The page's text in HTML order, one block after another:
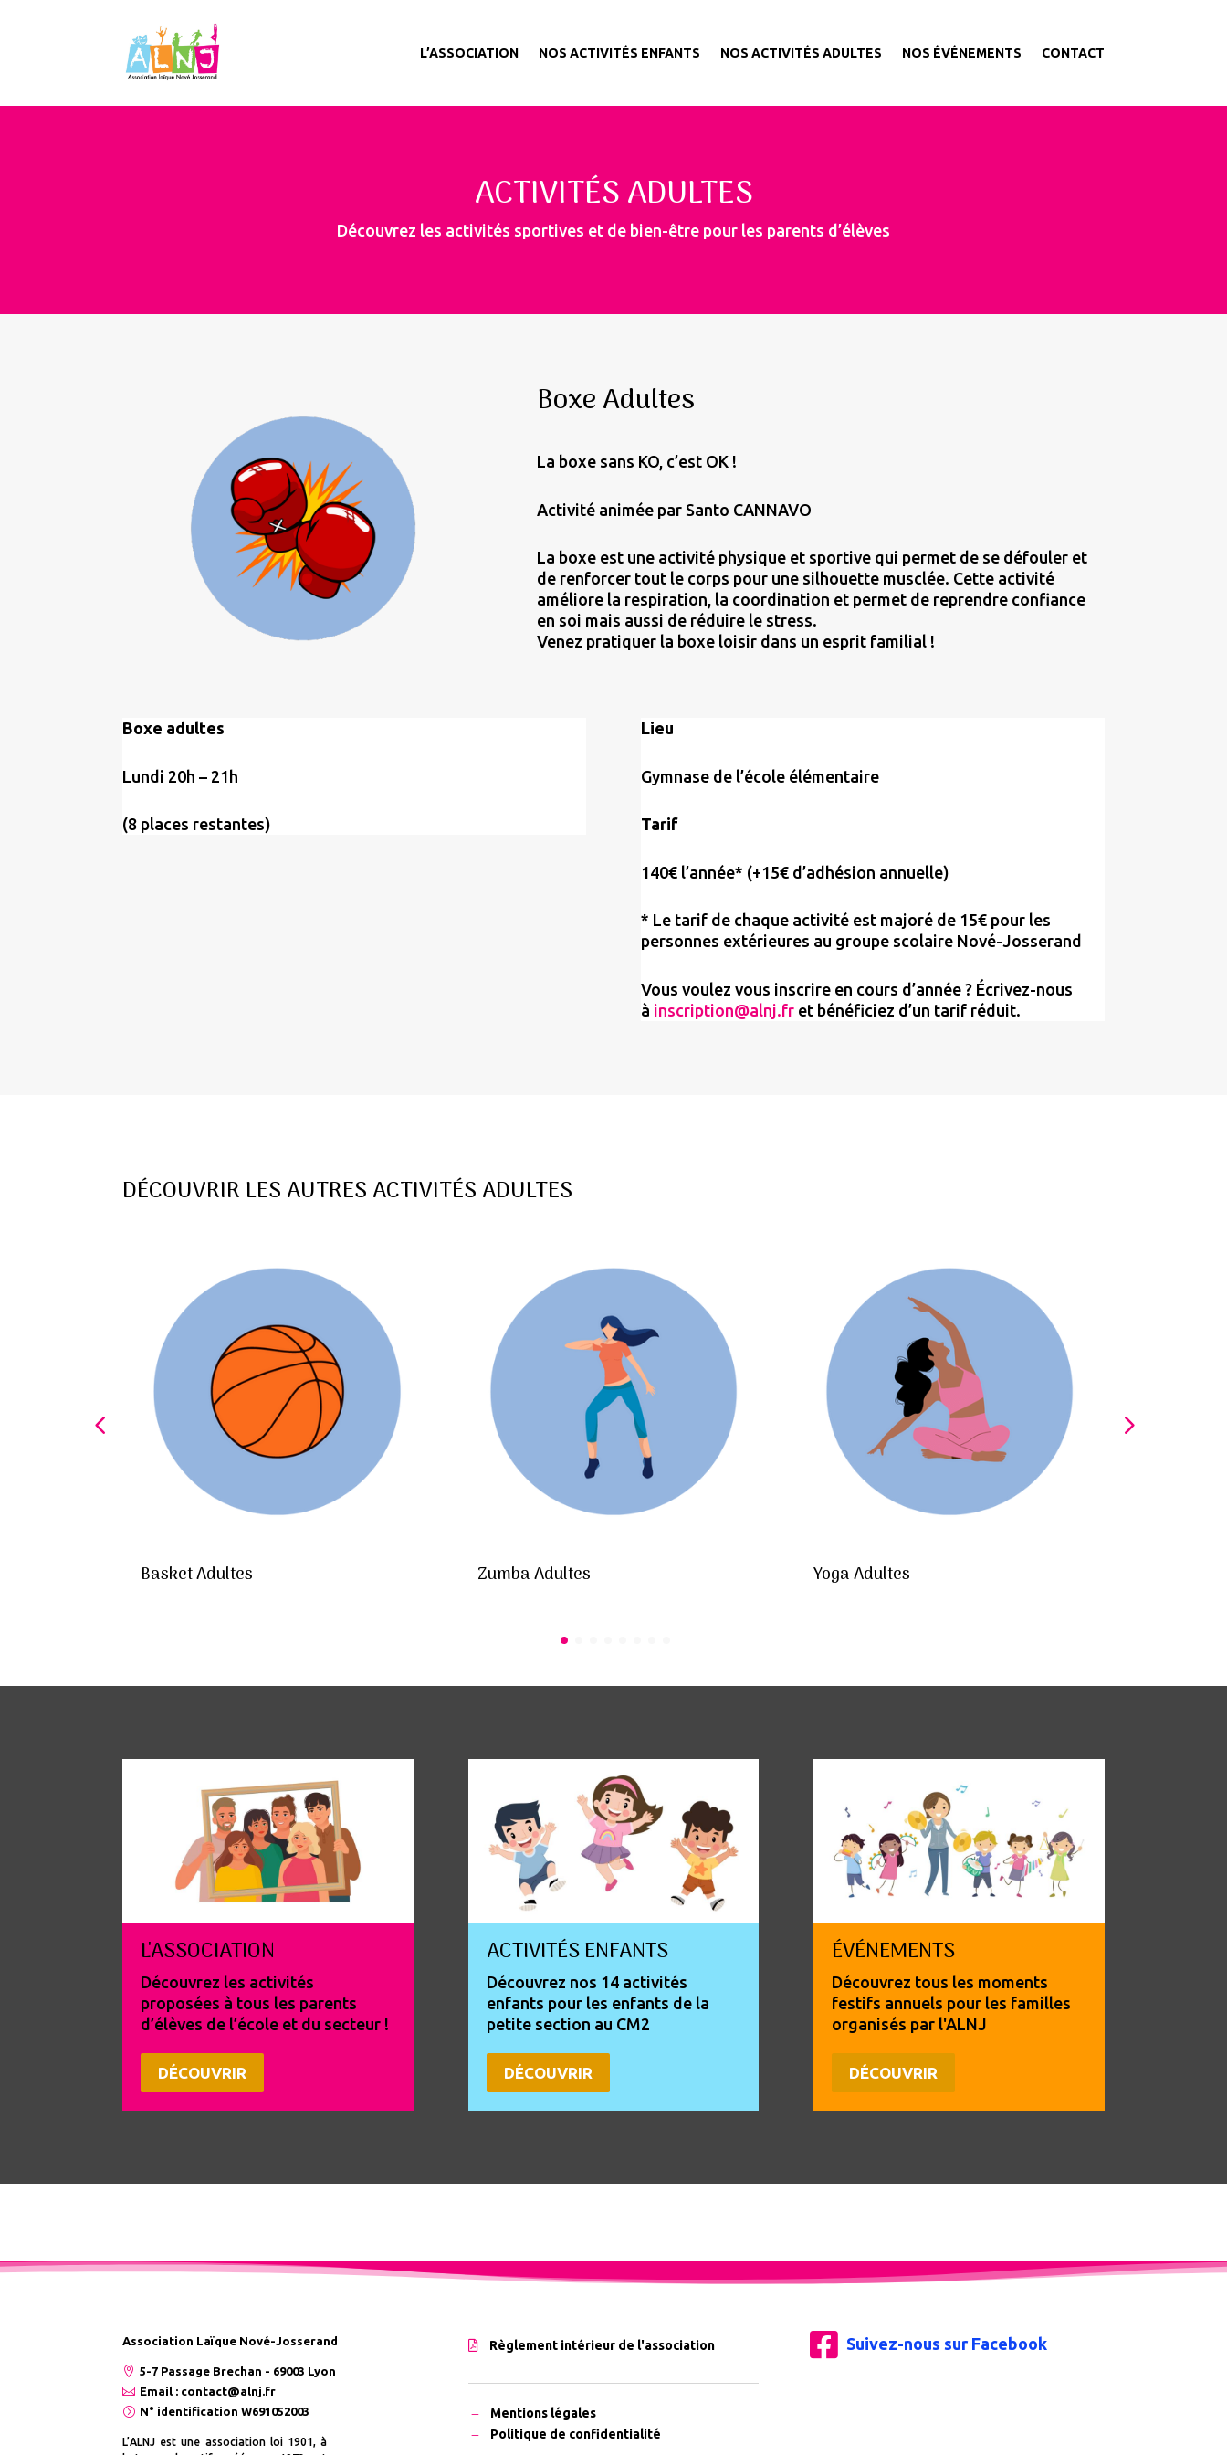
L’ASSOCIATION NOS ACTIVITÉS ENFANTS NOS ACTIVITÉS ADULTES NOS ÉVÉNEMENTS CONTACT
ACTIVITÉS ADULTES
Découvrez les activités sportives et de bien-être pour les parents d’élèves
Boxe Adultes
La boxe sans KO, c’est OK !
Activité animée par Santo CANNAVO
La boxe est une activité physique et sportive qui permet de se défouler et
de renforcer tout le corps pour une silhouette musclée. Cette activité
améliore la respiration, la coordination et permet de reprendre confiance
en soi mais aussi de réduire le stress.
Venez pratiquer la boxe loisir dans un esprit familial !
Boxe adultes
Lundi 20h – 21h
(8 places restantes)
Lieu
Gymnase de l’école élémentaire
Tarif
140€ l’année* (+15€ d’adhésion annuelle)
* Le tarif de chaque activité est majoré de 15€ pour les
personnes extérieures au groupe scolaire Nové-Josserand
Vous voulez vous inscrire en cours d’année ? Écrivez-nous
à inscription@alnj.fret bénéficiez d’un tarif réduit.
DÉCOUVRIR LES AUTRES ACTIVITÉS ADULTES
Basket Adultes Zumba Adultes Yoga Adultes
L'ASSOCIATION
Découvrez les activités
proposées à tous les parents
d’élèves de l’école et du secteur !
DÉCOUVRIR
ACTIVITÉS ENFANTS
Découvrez nos 14 activités
enfants pour les enfants de la
petite section au CM2
DÉCOUVRIR
ÉVÉNEMENTS
Découvrez tous les moments
festifs annuels pour les familles
organisés par l'ALNJ
DÉCOUVRIR
Association Laïque Nové-Josserand
 5-7 Passage Brechan - 69003 Lyon
 Email : contact@alnj.fr
= N° identification W691052003
L’ALNJ est une association loi 1901, à
 Règlement intérieur de l'association
K Mentions légales
K Politique de confidentialité
 Suivez-nous sur Facebook